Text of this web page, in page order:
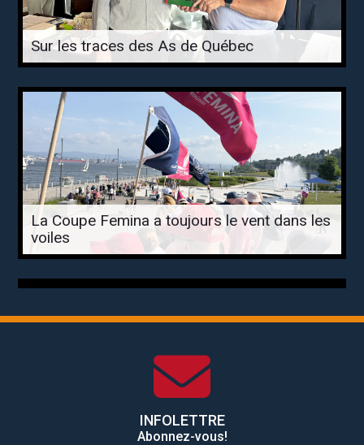
Sur les traces des As de Québec
La Coupe Femina a toujours le vent dans les
voiles
INFOLETTRE
Abonnez-vous!